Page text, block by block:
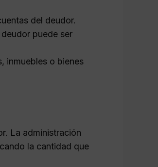
del deudor.
puede ser
inmuebles o bienes
La administración
la cantidad que